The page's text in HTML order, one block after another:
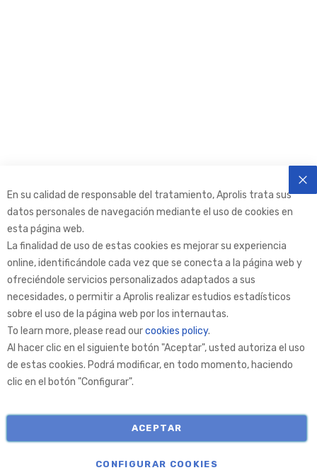
Aprolis Selection
Aprolis
En su calidad de responsable del tratamiento, Aprolis trata sus
datos personales de navegación mediante el uso de cookies en
esta página web.
La finalidad de uso de estas cookies es mejorar su experiencia
online, identificándole cada vez que se conecta a la página web y
ofreciéndole servicios personalizados adaptados a sus
necesidades, o permitir a Aprolis realizar estudios estadísticos
sobre el uso de la página web por los internautas.
To learn more, please read ourcookies policy.
Al hacer clic en el siguiente botón "Aceptar", usted autoriza el uso
de estas cookies. Podrá modificar, en todo momento, haciendo
clic en el botón "Configurar".
ACEPTAR
CONFIGURAR COOKIES